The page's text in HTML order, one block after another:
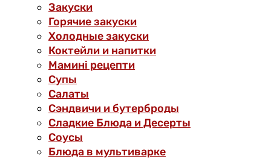
Закуски
Горячие закуски
Холодные закуски
Коктейли и напитки
Мамині рецепти
Супы
Салаты
Сэндвичи и бутерброды
Сладкие Блюда и Десерты
Соусы
Блюда в мультиварке